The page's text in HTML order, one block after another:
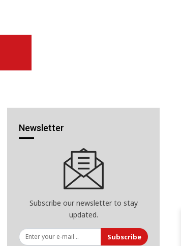
Newsletter
Subscribe our newsletter to stay
updated.
Subscribe